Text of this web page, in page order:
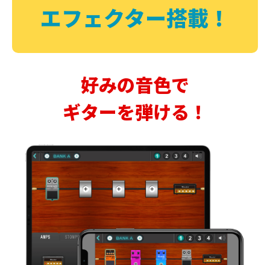
エフェクター搭載！
好みの音色で
ギターを弾ける！